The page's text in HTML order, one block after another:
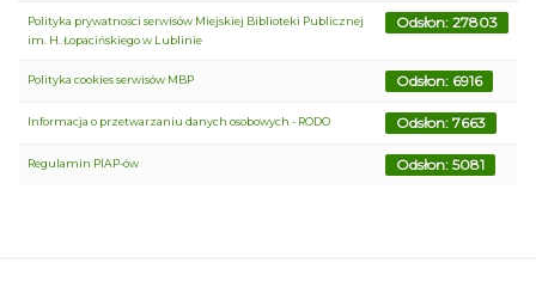
Polityka prywatności serwisów Miejskiej Biblioteki Publicznej
im. H. Łopacińskiego w Lublinie
Odsłon: 27803
Polityka cookies serwisów MBP Odsłon: 6916
Informacja o przetwarzaniu danych osobowych - RODO Odsłon: 7663
Regulamin PIAP-ów Odsłon: 5081